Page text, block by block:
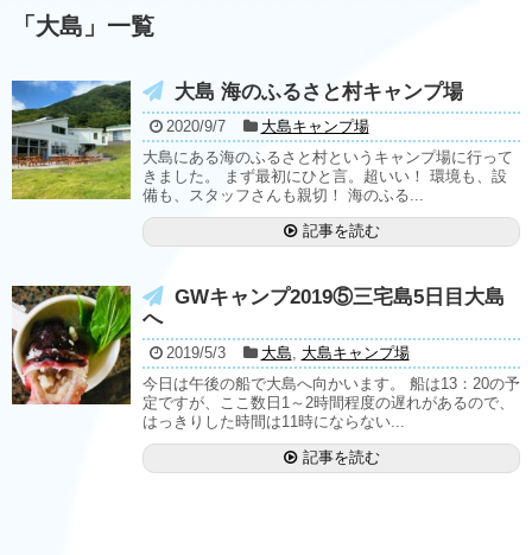
「 大島 」 一覧
大島 海のふるさと村キャンプ場
2020/9/7
大島キャンプ場
大島にある海のふるさと村というキャンプ場に行って
きました。 まず最初にひと言。超いい！ 環境も、設
備も、スタッフさんも親切！ 海のふる...
記事を読む
GWキャンプ2019⑤三宅島5日目大島
へ
2019/5/3 大島, 大島キャンプ場
今日は午後の船で大島へ向かいます。 船は13：20の予
定ですが、ここ数日1～2時間程度の遅れがあるので、
はっきりした時間は11時にならない...
記事を読む